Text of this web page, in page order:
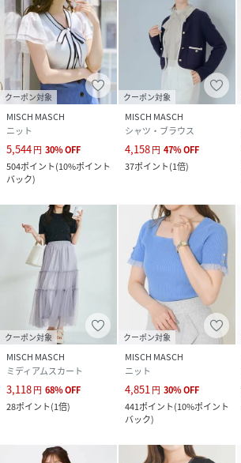
ンボルドー秋冬ニット春ニット秋冬トップ
物秋物冬物オフィスカジュアルニット通勤
子会コーデお呼ばれトップス合コンコーデ
同窓会コーデママコーデ休日コーデデイリ
ァッション大人フェミニン大人可愛い大人
ントフェミニン10代20代30代40代50代学
マ
20260404_timesale_
原産国
素材
ニット部分:レーヨン81％
レタン1％ 別布表地:ポリエ
地:ポリエステル100％
サイズ
品番
NV7696_MM528301
MM528301-20-99 NV7696
クーポン対象
MISCH MASCH
ニット
5,544円 30%OFF
504ポイント(10%ポイント
バック)
クーポン対象
MISCH MASCH
シャツ・ブラウス
4,158円 47%OFF
37ポイント(1倍)
クーポン対象
MISCH MASCH
ミディアムスカート
3,118円 68%OFF
28ポイント(1倍)
クーポン対象
MISCH MASCH
ニット
4,851円 30%OFF
441ポイント(10%ポイント
バック)